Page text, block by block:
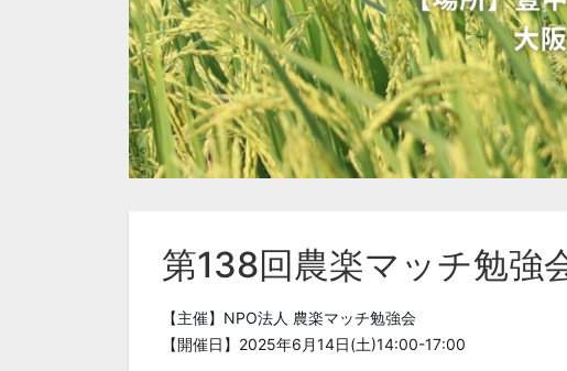
第138回農楽マッチ勉強
【主催】NPO法人 農楽マッチ勉強会
【開催日】2025年6月14日(土)14:00-17:00